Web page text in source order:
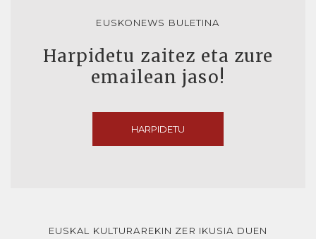
EUSKONEWS BULETINA
Harpidetu zaitez eta zure
emailean jaso!
HARPIDETU
EUSKAL KULTURAREKIN ZER IKUSIA DUEN